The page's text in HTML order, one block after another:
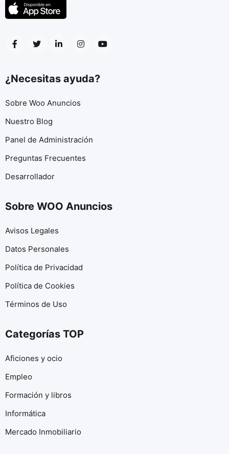
¿Necesitas ayuda?
Sobre Woo Anuncios
Nuestro Blog
Panel de Administración
Preguntas Frecuentes
Desarrollador
Sobre WOO Anuncios
Avisos Legales
Datos Personales
Política de Privacidad
Política de Cookies
Términos de Uso
Categorías TOP
Aficiones y ocio
Empleo
Formación y libros
Informática
Mercado Inmobiliario